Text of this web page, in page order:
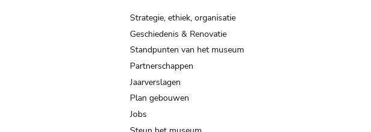
Strategie, ethiek, organisatie
Geschiedenis & Renovatie
Standpunten van het museum
Partnerschappen
Jaarverslagen
Plan gebouwen
Jobs